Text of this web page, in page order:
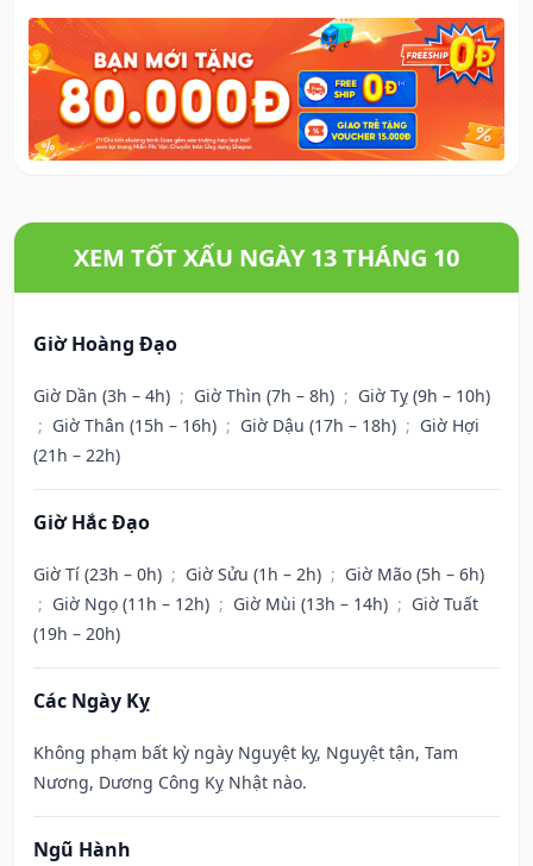
XEM TỐT XẤU NGÀY 13 THÁNG 10
Giờ Hoàng Đạo
Giờ Dần (3h – 4h) ; Giờ Thìn (7h – 8h) ; Giờ Tỵ (9h – 10h)
; Giờ Thân (15h – 16h) ; Giờ Dậu (17h – 18h) ; Giờ Hợi
(21h – 22h)
Giờ Hắc Đạo
Giờ Tí (23h – 0h) ; Giờ Sửu (1h – 2h) ; Giờ Mão (5h – 6h)
; Giờ Ngọ (11h – 12h) ; Giờ Mùi (13h – 14h) ; Giờ Tuất
(19h – 20h)
Các Ngày Kỵ
Không phạm bất kỳ ngày Nguyệt kỵ, Nguyệt tận, Tam
Nương, Dương Công Kỵ Nhật nào.
Ngũ Hành